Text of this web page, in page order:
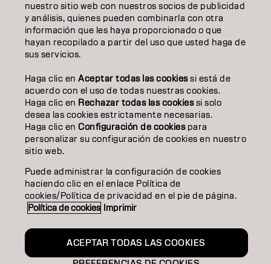
EDUCACIÓN
SOBRE NOSOTROS
CONTACTO
Aviso legalPolítica de privacidad Política de cookies
Condiciones de usoAccesibilidad
Compromiso con la sostenibilidad
ES | Spanish
nuestro sitio web con nuestros socios de publicidad
y análisis, quienes pueden combinarla con otra
información que les haya proporcionado o que
hayan recopilado a partir del uso que usted haga de
sus servicios.
Haga clic en Aceptar todas las cookiessi está de
acuerdo con el uso de todas nuestras cookies.
Haga clic en Rechazar todas las cookiessi solo
desea las cookies estrictamente necesarias.
Haga clic en Configuración de cookiespara
personalizar su configuración de cookies en nuestro
sitio web.
Puede administrar la configuración de cookies
haciendo clic en el enlace Política de
cookies/Política de privacidad en el pie de página.
Política de cookies Imprimir
ACEPTAR TODAS LAS COOKIES